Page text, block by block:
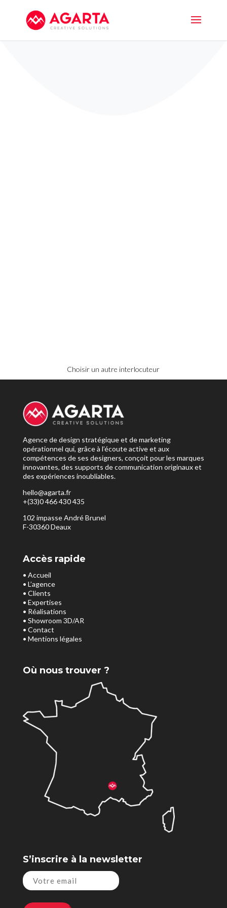
Choisir un autre interlocuteur
Agence de design stratégique et de marketing
opérationnel qui, grâce à l’écoute active et aux
compétences de ses designers, conçoit pour les marques
innovantes, des supports de communication originaux et
des expériences inoubliables.
hello@agarta.fr
+(33)0 466 430 435
102 impasse André Brunel
F-30360 Deaux
Accès rapide
• Accueil
• L’agence
• Clients
• Expertises
• Réalisations
• Showroom 3D/AR
• Contact
• Mentions légales
Où nous trouver ?
S’inscrire à la newsletter